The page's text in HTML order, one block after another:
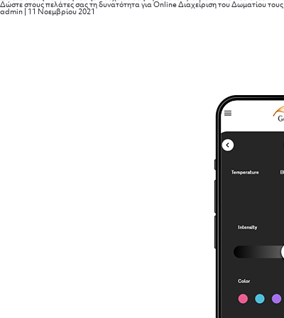
Δώστε στους πελάτες σας τη δυνατότητα για Online Διαχείριση του Δωματίου τους
admin
11 Νοεμβρίου 2021